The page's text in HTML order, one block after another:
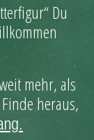
Du
mehr, als
heraus,